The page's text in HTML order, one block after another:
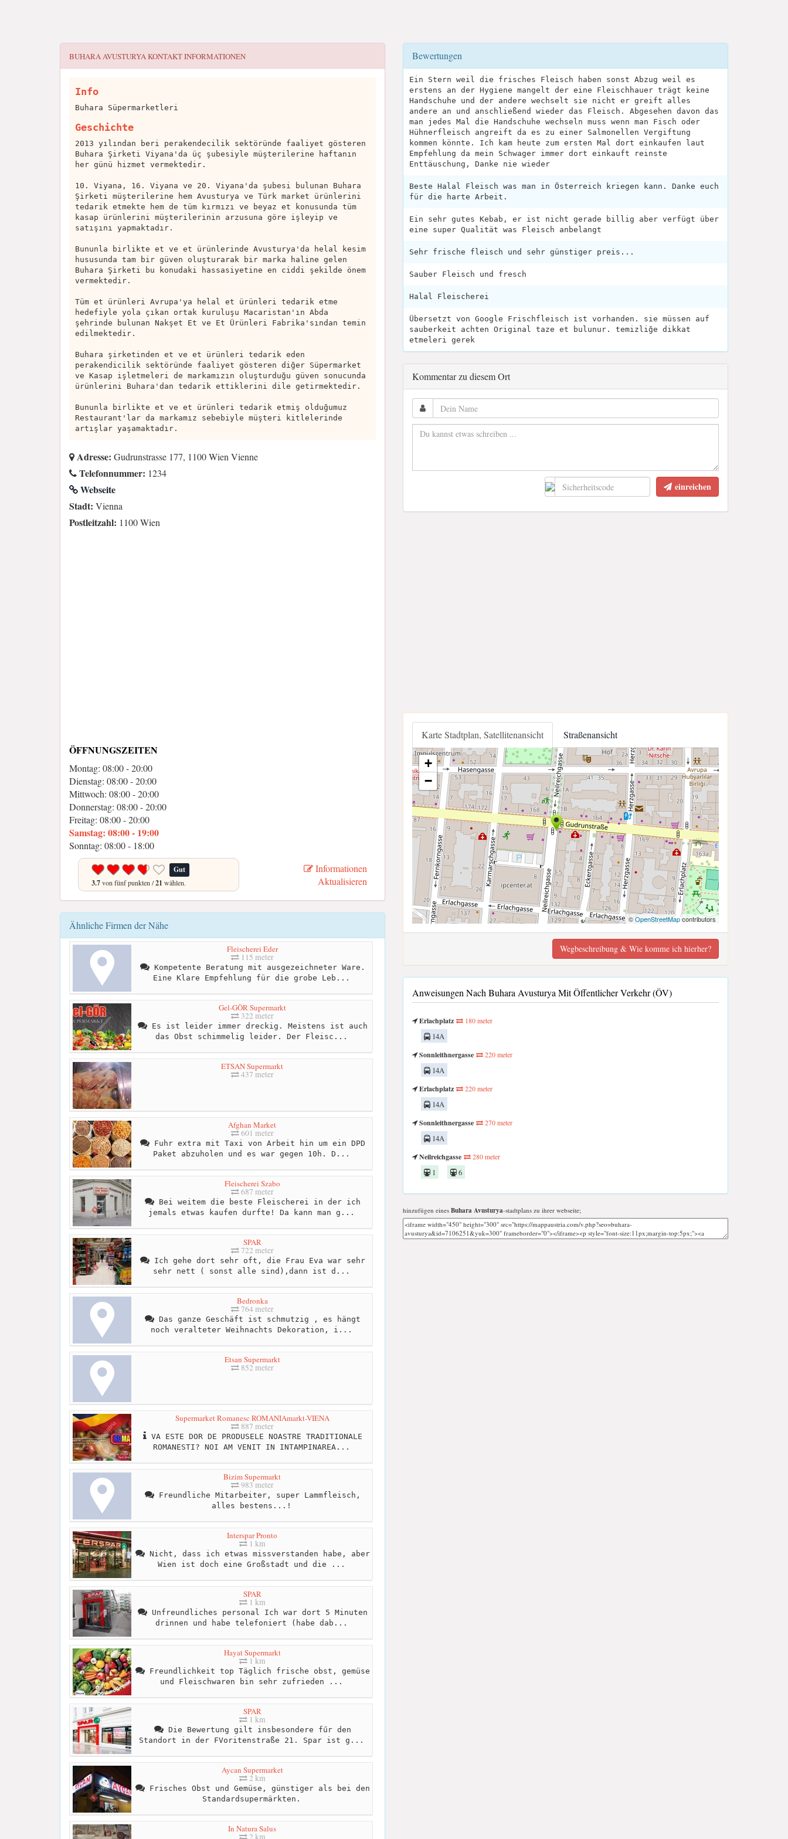
BUHARA AVUSTURYAKONTAKT INFORMATIONEN
Info
Buhara Süpermarketleri
Geschichte
2013 yılından beri perakendecilik sektöründe faaliyet gösteren
Buhara Şirketi Viyana'da üç şubesiyle müşterilerine haftanın
her günü hizmet vermektedir.
10. Viyana, 16. Viyana ve 20. Viyana'da şubesi bulunan Buhara
Şirketi müşterilerine hem Avusturya ve Türk market ürünlerini
tedarik etmekte hem de tüm kırmızı ve beyaz et konusunda tüm
kasap ürünlerini müşterilerinin arzusuna göre işleyip ve
satışını yapmaktadır.
Bununla birlikte et ve et ürünlerinde Avusturya'da helal kesim
hususunda tam bir güven oluşturarak bir marka haline gelen
Buhara Şirketi bu konudaki hassasiyetine en ciddi şekilde önem
vermektedir.
Tüm et ürünleri Avrupa'ya helal et ürünleri tedarik etme
hedefiyle yola çıkan ortak kuruluşu Macaristan'ın Abda
şehrinde bulunan Nakşet Et ve Et Ürünleri Fabrika'sından temin
edilmektedir.
Buhara şirketinden et ve et ürünleri tedarik eden
perakendicilik sektöründe faaliyet gösteren diğer Süpermarket
ve Kasap işletmeleri de markamızın oluşturduğu güven sonucunda
ürünlerini Buhara'dan tedarik ettiklerini dile getirmektedir.
Bununla birlikte et ve et ürünleri tedarik etmiş olduğumuz
Restaurant'lar da markamız sebebiyle müşteri kitlelerinde
artışlar yaşamaktadır.
Adresse: Gudrunstrasse 177, 1100 Wien Vienne
Telefonnummer: 1234
Webseite
Stadt: Vienna
Postleitzahl: 1100 Wien
ÖFFNUNGSZEITEN
Montag: 08:00 - 20:00
Dienstag: 08:00 - 20:00
Mittwoch: 08:00 - 20:00
Donnerstag: 08:00 - 20:00
Freitag: 08:00 - 20:00
Samstag: 08:00 - 19:00
Sonntag: 08:00 - 18:00
Gut
3.7von fünf punkten /21 wählen.
Informationen
Aktualisieren
Ähnliche Firmen der Nähe
Fleischerei Eder
115 meter
Kompetente Beratung mit ausgezeichneter Ware.
Eine Klare Empfehlung für die grobe Leb...
Gel-GÖR Supermarkt
322 meter
Es ist leider immer dreckig. Meistens ist auch
das Obst schimmelig leider. Der Fleisc...
ETSAN Supermarkt
437 meter
Afghan Market
601 meter
Fuhr extra mit Taxi von Arbeit hin um ein DPD
Paket abzuholen und es war gegen 10h. D...
Fleischerei Szabo
687 meter
Bei weitem die beste Fleischerei in der ich
jemals etwas kaufen durfte! Da kann man g...
SPAR
722 meter
Ich gehe dort sehr oft, die Frau Eva war sehr
sehr nett ( sonst alle sind),dann ist d...
Bedronka
764 meter
Das ganze Geschäft ist schmutzig , es hängt
noch veralteter Weihnachts Dekoration, i...
Etsan Supermarkt
852 meter
Supermarket Romanesc ROMANIAmarkt-VIENA
887 meter
VA ESTE DOR DE PRODUSELE NOASTRE TRADITIONALE
ROMANESTI? NOI AM VENIT IN INTAMPINAREA...
Bizim Supermarkt
983 meter
Freundliche Mitarbeiter, super Lammfleisch,
alles bestens...!
Interspar Pronto
1 km
Nicht, dass ich etwas missverstanden habe, aber
Wien ist doch eine Großstadt und die ...
SPAR
1 km
Unfreundliches personal Ich war dort 5 Minuten
drinnen und habe telefoniert (habe dab...
Hayat Supermarkt
1 km
Freundlichkeit top Täglich frische obst, gemüse
und Fleischwaren bin sehr zufrieden ...
SPAR
1 km
Die Bewertung gilt insbesondere fűr den
Standort in der FVoritenstraße 21. Spar ist g...
Aycan Supermarket
2 km
Frisches Obst und Gemüse, günstiger als bei den
Standardsupermärkten.
In Natura Salus
2 km
Bewertungen
Ein Stern weil die frisches Fleisch haben sonst Abzug weil es
erstens an der Hygiene mangelt der eine Fleischhauer trägt keine
Handschuhe und der andere wechselt sie nicht er greift alles
andere an und anschließend wieder das Fleisch. Abgesehen davon das
man jedes Mal die Handschuhe wechseln muss wenn man Fisch oder
Hühnerfleisch angreift da es zu einer Salmonellen Vergiftung
kommen könnte. Ich kam heute zum ersten Mal dort einkaufen laut
Empfehlung da mein Schwager immer dort einkauft reinste
Enttäuschung, Danke nie wieder
Beste Halal Fleisch was man in Österreich kriegen kann. Danke euch
für die harte Arbeit.
Ein sehr gutes Kebab, er ist nicht gerade billig aber verfügt über
eine super Qualität was Fleisch anbelangt
Sehr frische fleisch und sehr günstiger preis...
Sauber Fleisch und fresch
Halal Fleischerei
Übersetzt von Google Frischfleisch ist vorhanden. sie müssen auf
sauberkeit achten Original taze et bulunur. temizliğe dikkat
etmeleri gerek
Kommentar zu diesem Ort
einreichen
Karte Stadtplan, Satellitenansicht Straßenansicht
+
−
©OpenStreetMapcontributors
Wegbeschreibung & Wie komme ich hierher?
Anweisungen Nach Buhara Avusturya Mit Öffentlicher Verkehr (ÖV)
Erlachplatz 180 meter
14A
Sonnleithnergasse
220 meter
14A
Erlachplatz
220 meter
14A
Sonnleithnergasse
270 meter
14A
Neilreichgasse
280 meter
1 6
hinzufügen eines Buhara Avusturya-stadtplans zu ihrer webseite;